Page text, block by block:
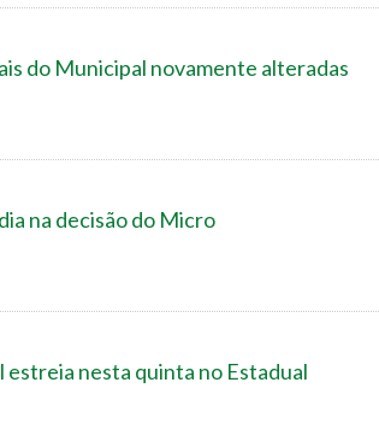
do Municipal novamente alteradas
na decisão do Micro
estreia nesta quinta no Estadual